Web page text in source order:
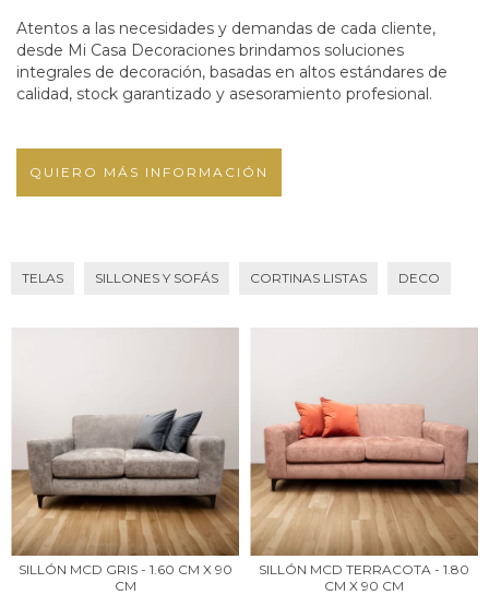
Atentos a las necesidades y demandas de cada cliente,
desde Mi Casa Decoraciones brindamos soluciones
integrales de decoración, basadas en altos estándares de
calidad, stock garantizado y asesoramiento profesional.
QUIERO MÁS INFORMACIÓN
TELAS SILLONES Y SOFÁS CORTINAS LISTAS DECO
SILLÓN MCD GRIS - 1.60 CM X 90
CM
SILLÓN MCD TERRACOTA - 1.80
CM X 90 CM